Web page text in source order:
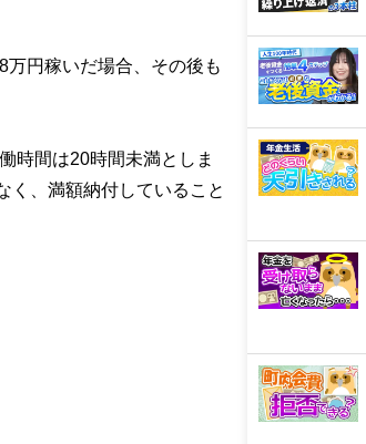
円稼いだ場合、その後も
時間は20時間未満としま
く、満額納付していること